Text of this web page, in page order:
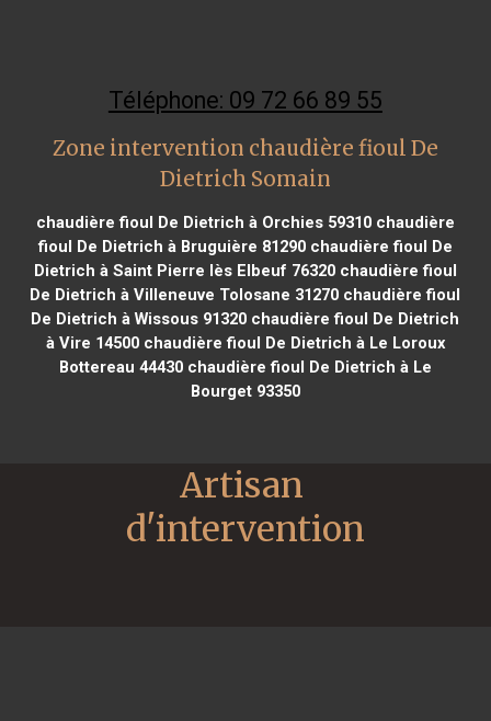
Téléphone: 09 72 66 89 55
Zone intervention chaudière fioul De
Dietrich Somain
chaudière fioul De Dietrich à Orchies 59310chaudière
fioul De Dietrich à Bruguière 81290chaudière fioul De
Dietrich à Saint Pierre lès Elbeuf 76320chaudière fioul
De Dietrich à Villeneuve Tolosane 31270 chaudière fioul
De Dietrich à Wissous 91320 chaudière fioul De Dietrich
à Vire 14500chaudière fioul De Dietrich à Le Loroux
Bottereau 44430chaudière fioul De Dietrich à Le
Bourget 93350
Artisan
d'intervention